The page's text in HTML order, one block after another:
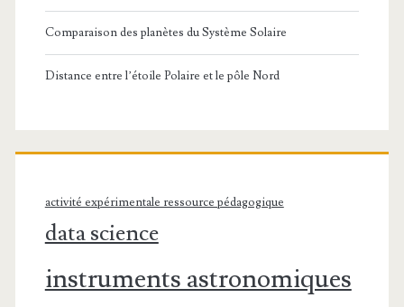
Comparaison des planètes du Système Solaire
Distance entre l’étoile Polaire et le pôle Nord
activité expérimentale ressource pédagogique
data science
instruments astronomiques